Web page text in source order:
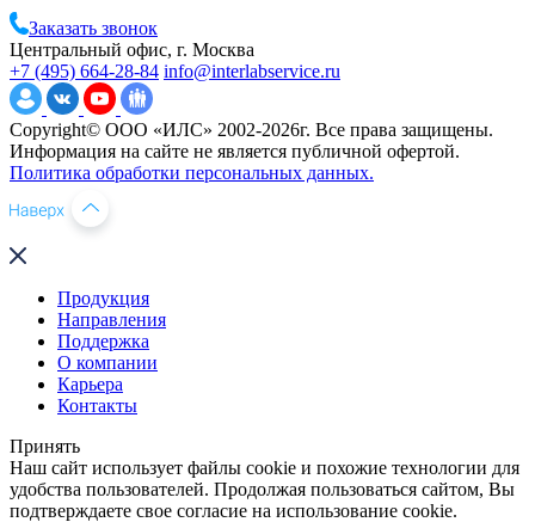
Заказать звонок
Центральный офис, г. Москва
+7 (495) 664-28-84 info@interlabservice.ru
Copyright© ООО «ИЛС» 2002-2026г. Все права защищены.
Информация на сайте не является публичной офертой.
Политика обработки персональных данных.
Продукция
Направления
Поддержка
О компании
Карьера
Контакты
Принять
Наш сайт использует файлы cookie и похожие технологии для
удобства пользователей. Продолжая пользоваться сайтом, Вы
подтверждаете свое согласие на использование cookie.